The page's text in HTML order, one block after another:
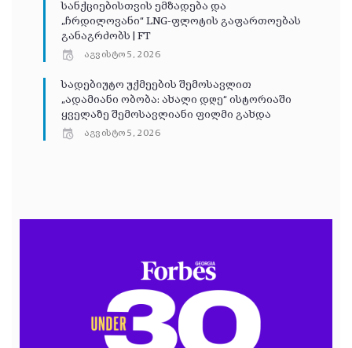
სანქციებისთვის ემზადება და
„ჩრდილოვანი“ LNG-ფლოტის გაფართოებას
განაგრძობს | FT
აგვისტო 5, 2026
სადებიუტო უქმეების შემოსავლით
„ადამიანი ობობა: ახალი დღე“ ისტორიაში
ყველაზე შემოსავლიანი ფილმი გახდა
აგვისტო 5, 2026